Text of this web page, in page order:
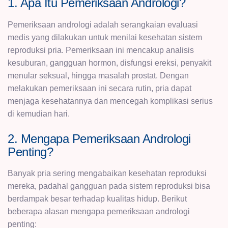
Pemeriksaan andrologi adalah serangkaian evaluasi
medis yang dilakukan untuk menilai kesehatan sistem
reproduksi pria. Pemeriksaan ini mencakup analisis
kesuburan, gangguan hormon, disfungsi ereksi, penyakit
menular seksual, hingga masalah prostat. Dengan
melakukan pemeriksaan ini secara rutin, pria dapat
menjaga kesehatannya dan mencegah komplikasi serius
di kemudian hari.
2. Mengapa Pemeriksaan Andrologi
Penting?
Banyak pria sering mengabaikan kesehatan reproduksi
mereka, padahal gangguan pada sistem reproduksi bisa
berdampak besar terhadap kualitas hidup. Berikut
beberapa alasan mengapa pemeriksaan andrologi
penting: